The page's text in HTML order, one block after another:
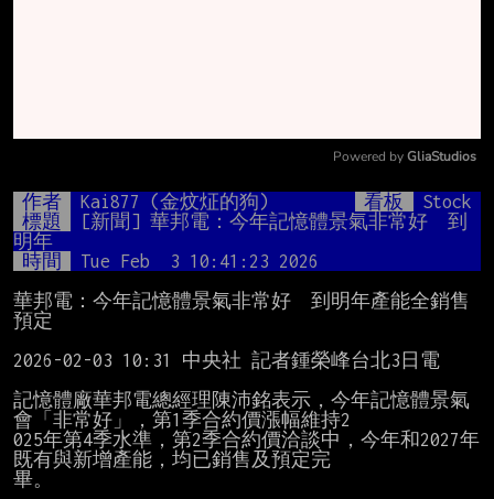
Mute
Powered by GliaStudios
作者 Kai877 (金炆炡的狗) 看板
Stock
標題
[新聞] 華邦電：今年記憶體景氣非常好　到
明年
時間
Tue Feb  3 10:41:23 2026
華邦電：今年記憶體景氣非常好　到明年產能全銷售
預定
2026-02-03 10:31 中央社 記者鍾榮峰台北3日電
記憶體廠華邦電總經理陳沛銘表示，今年記憶體景氣
會「非常好」，第1季合約價漲幅維持2
025年第4季水準，第2季合約價洽談中，今年和2027年
既有與新增產能，均已銷售及預定完
畢。